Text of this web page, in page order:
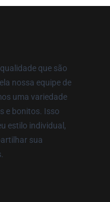
que são
nossa equipe de
uma variedade
e bonitos. Isso
estilo individual,
sua